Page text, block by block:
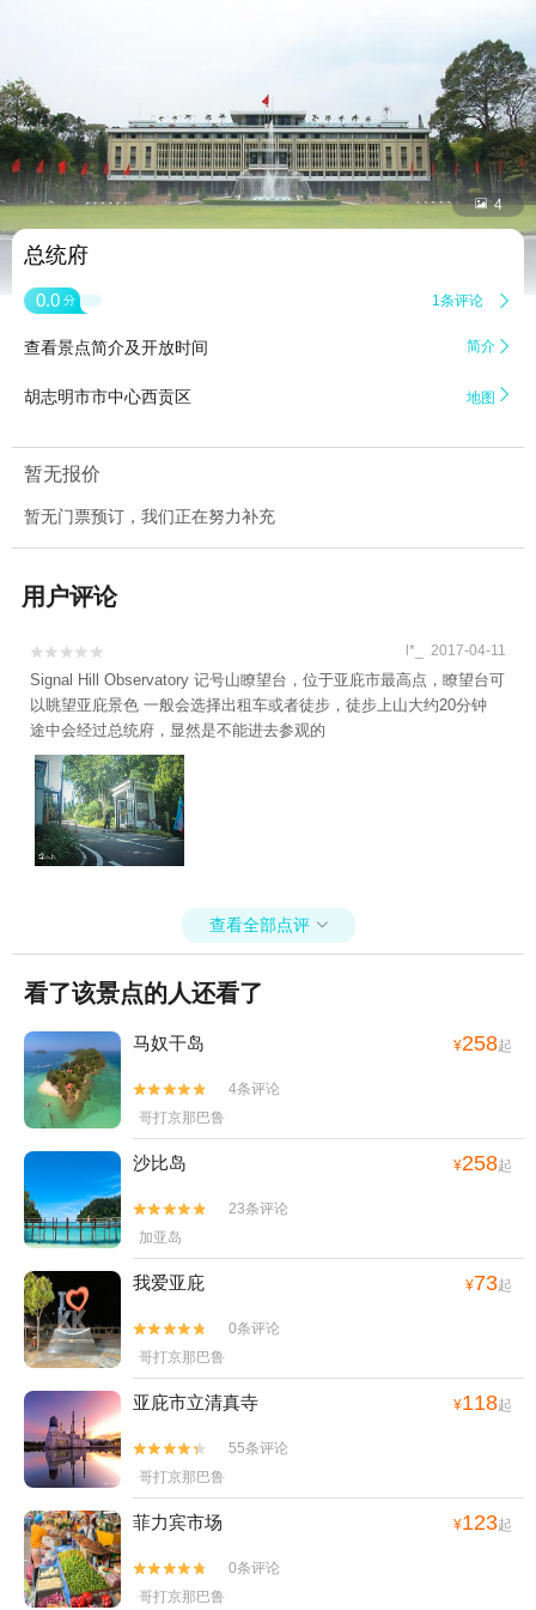
 4
总统府
0.0 分 1条评论 
查看景点简介及开放时间 简介 
胡志明市市中心西贡区 地图 
暂无报价
暂无门票预订，我们正在努力补充
用户评论

 l*_ 2017-04-11
Signal Hill Observatory 记号山瞭望台，位于亚庇市最高点，瞭望台可
以眺望亚庇景色 一般会选择出租车或者徒步，徒步上山大约20分钟
途中会经过总统府，显然是不能进去参观的
查看全部点评 
看了该景点的人还看了
马奴干岛 ¥258起


4条评论
哥打京那巴鲁
沙比岛 ¥258起


23条评论
加亚岛
我爱亚庇 ¥73起


0条评论
哥打京那巴鲁
亚庇市立清真寺 ¥118起


55条评论
哥打京那巴鲁
菲力宾市场 ¥123起


0条评论
哥打京那巴鲁